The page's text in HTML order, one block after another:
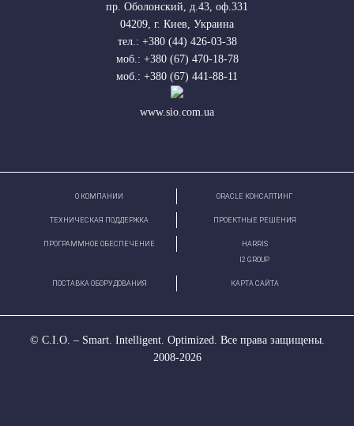
пр. Оболонский, д.43, оф.331
04209, г. Киев, Украина
тел.: +380 (44) 426-03-38
моб.: +380 (67) 470-18-78
моб.: +380 (67) 441-88-11
www.sio.com.ua
О КОМПАНИИ ORACLE КОНСАЛТИНГ
ТЕХНИЧЕСКАЯ ПОДДЕРЖКА ПРОЕКТНЫЕ РЕШЕНИЯ
ПРОГРАММНОЕ ОБЕСПЕЧЕНИЕ
HARRIS
І2 GROUP
ПОСТАВКА ОБОРУДОВАНИЯ КАРТА САЙТА
© С.І.О. – Smart. Intelligent. Optimized. Все права защищены.
2008-2026